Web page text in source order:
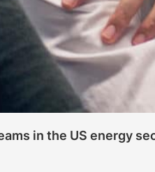
in the US energy